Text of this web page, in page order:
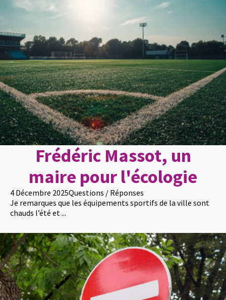
Frédéric Massot, un
maire pour l'écologie
4 Décembre 2025Questions / Réponses
Je remarques que les équipements sportifs de la ville sont
chauds l’été et ...